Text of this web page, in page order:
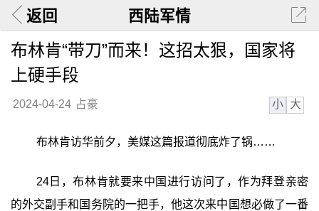
返回 西陆军情
布林肯“带刀”而来！这招太狠，国家将
上硬手段
2024-04-24 占豪 小 大
布林肯访华前夕，美媒这篇报道彻底炸了锅……
24日，布林肯就要来中国进行访问了，作为拜登亲密
的外交副手和国务院的一把手，他这次来中国想必做了一番